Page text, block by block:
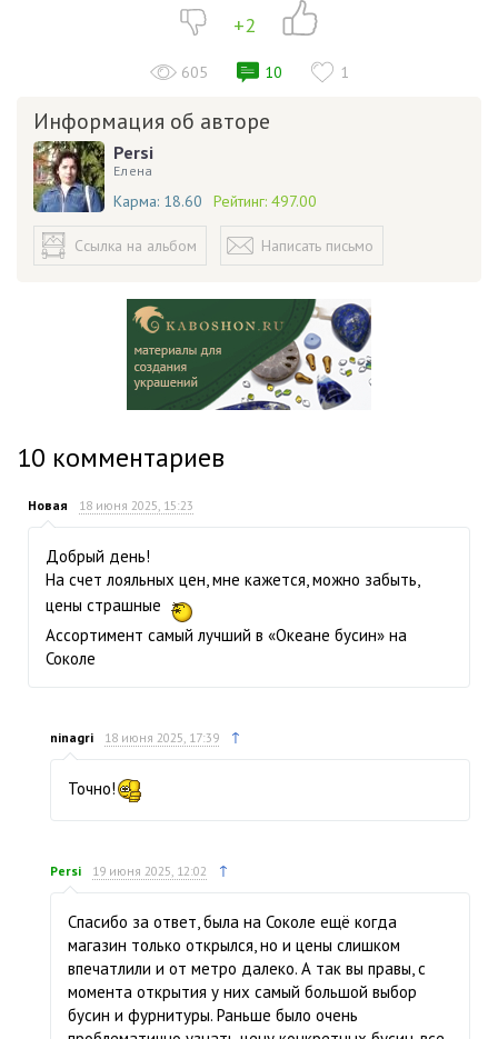
+2
605 10 1
Информация об авторе
Persi
Елена
Карма: 18.60 Рейтинг: 497.00
Ссылка на альбом Написать письмо
10 комментариев
Новая 18 июня 2025, 15:23
Добрый день!
На счет лояльных цен, мне кажется, можно забыть,
цены страшные
Ассортимент самый лучший в «Океане бусин» на
Соколе
ninagri 18 июня 2025, 17:39 ↑
Точно!
Persi 19 июня 2025, 12:02 ↑
Спасибо за ответ, была на Соколе ещё когда
магазин только открылся, но и цены слишком
впечатлили и от метро далеко. А так вы правы, с
момента открытия у них самый большой выбор
бусин и фурнитуры. Раньше было очень